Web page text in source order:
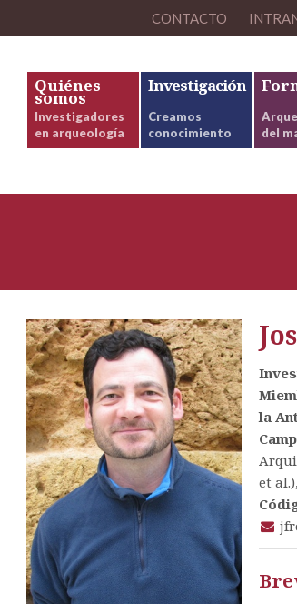
CONTACTO
Quiénes
somos
Investigadores
en arqueología
Investigación
Creamos
conocimiento
del
la
et